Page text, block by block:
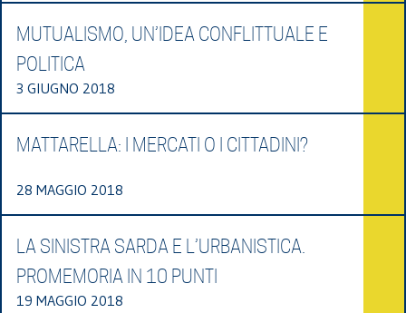
MUTUALISMO, UN’IDEA CONFLITTUALE E
POLITICA
3 GIUGNO 2018
MATTARELLA: I MERCATI O I CITTADINI?
28 MAGGIO 2018
LA SINISTRA SARDA E L’URBANISTICA.
PROMEMORIA IN 10 PUNTI
19 MAGGIO 2018